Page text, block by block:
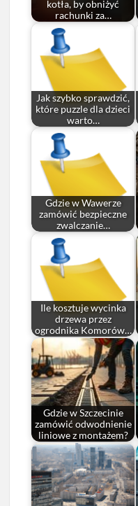
kotła, by obniżyć
rachunki za…
Jak szybko sprawdzić,
które puzzle dla dzieci
warto…
Gdzie w Wawerze
zamówić bezpieczne
zwalczanie…
Ile kosztuje wycinka
drzewa przez
ogrodnika Komorów…
Gdzie w Szczecinie
zamówić odwodnienie
liniowe z montażem?